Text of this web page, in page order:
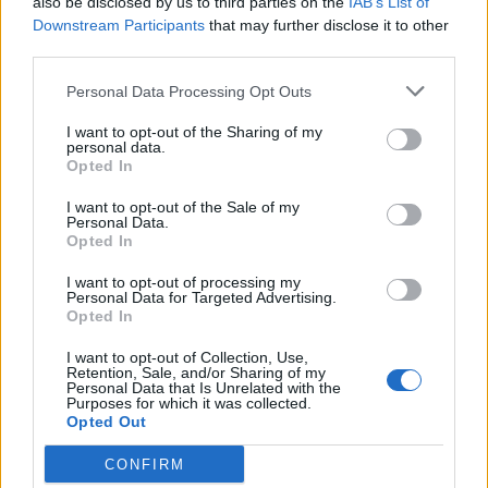
Downstream Participants that may further disclose it to other
Personal Data Processing Opt Outs
I want to opt-out of the Sharing of my
personal data.
Opted In
I want to opt-out of the Sale of my
Personal Data.
Opted In
I want to opt-out of processing my
Personal Data for Targeted Advertising.
Opted In
I want to opt-out of Collection, Use,
Retention, Sale, and/or Sharing of my
Personal Data that Is Unrelated with the
Purposes for which it was collected.
Opted Out
CONFIRM
Nürburgring με χρόνο – ρεκόρ στην
κατηγορία (Video)
WEB TV 5.8.2026